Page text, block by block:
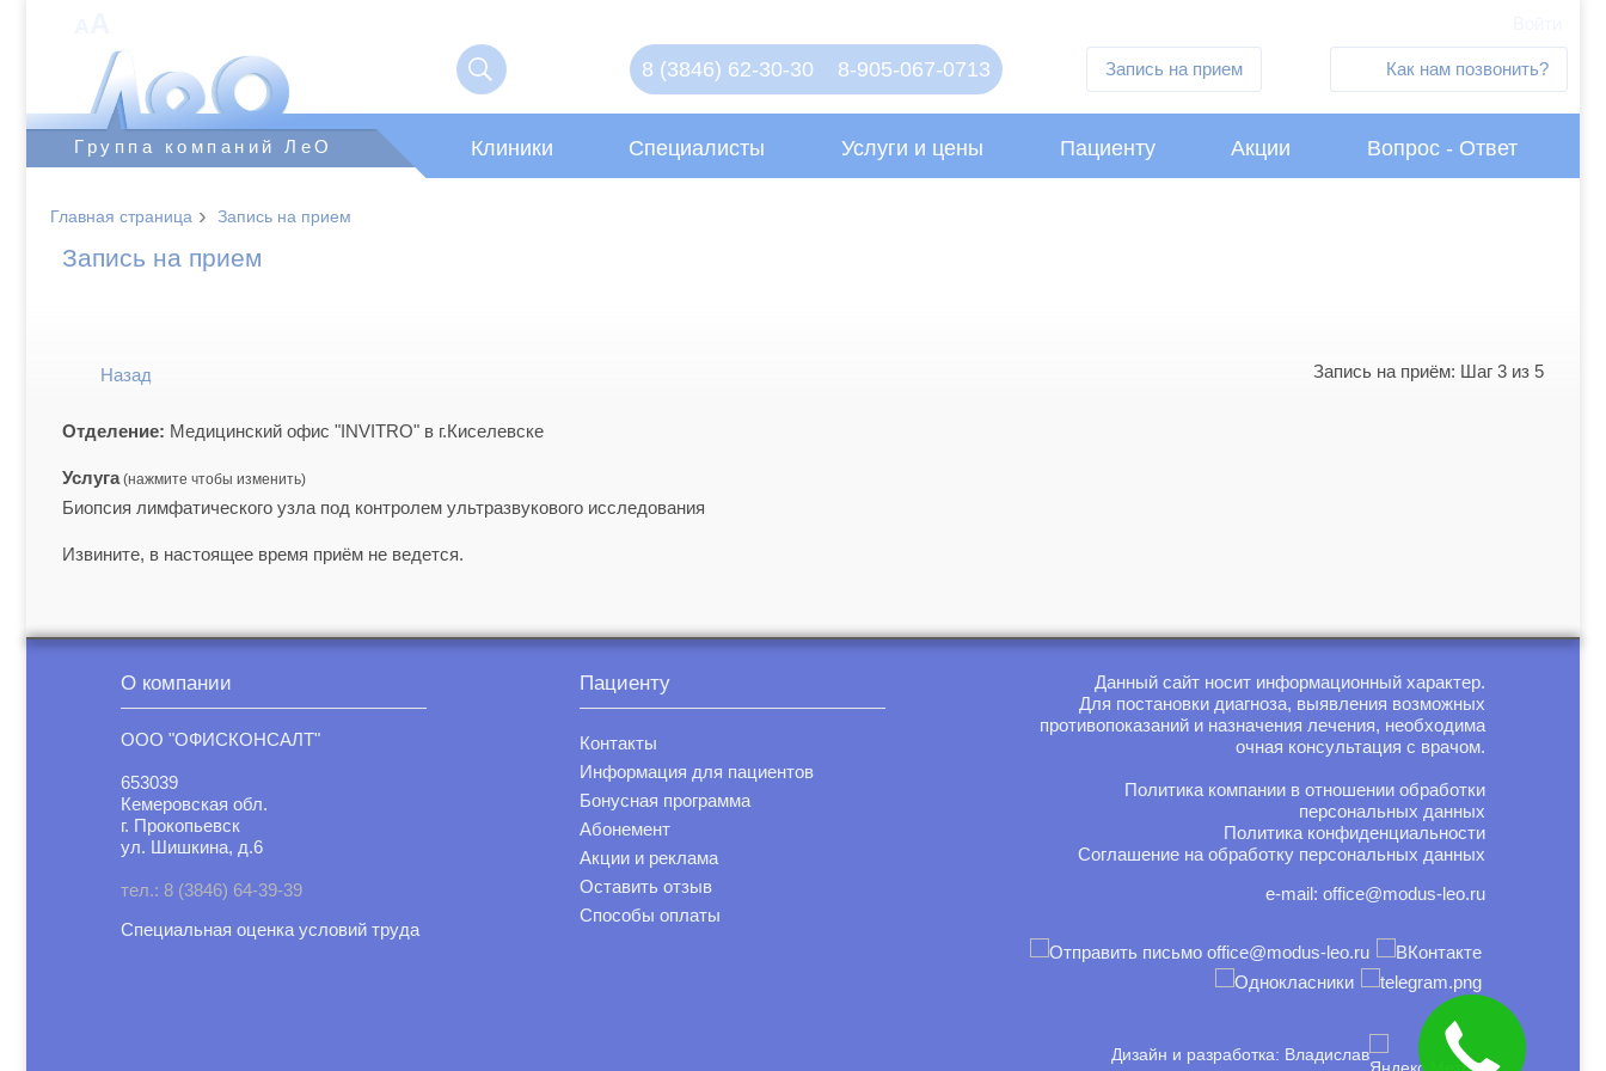
Группа компаний ЛеО
8 (3846) 62-30-30 8-905-067-0713 Запись на прием Как нам позвонить?
Клиники Специалисты Услуги и цены Пациенту Акции Вопрос - Ответ
Главная страница › Запись на прием
Запись на прием
Назад Запись на приём: Шаг 3 из 5
Отделение: Медицинский офис "INVITRO" в г.Киселевске
Услуга
Биопсия лимфатического узла под контролем ультразвукового исследования
Извините, в настоящее время приём не ведется.
О компании
ООО "ОФИСКОНСАЛТ"
653039
Кемеровская обл.
г. Прокопьевск
ул. Шишкина, д.6
тел.: 8 (3846) 64-39-39
Специальная оценка условий труда
Пациенту
Контакты
Информация для пациентов
Бонусная программа
Абонемент
Акции и реклама
Оставить отзыв
Способы оплаты
Данный сайт носит информационный характер.
Для постановки диагноза, выявления возможных
противопоказаний и назначения лечения, необходима
очная консультация с врачом.
Политика компании в отношении обработки
персональных данных
Политика конфиденциальности
Соглашение на обработку персональных данных
e-mail: office@modus-leo.ru
Дизайн и разработка: Владислав